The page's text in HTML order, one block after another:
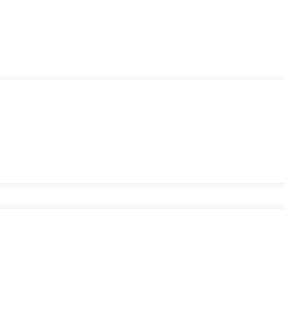
sans complications.
du marché.
des plateformes et des dApps.